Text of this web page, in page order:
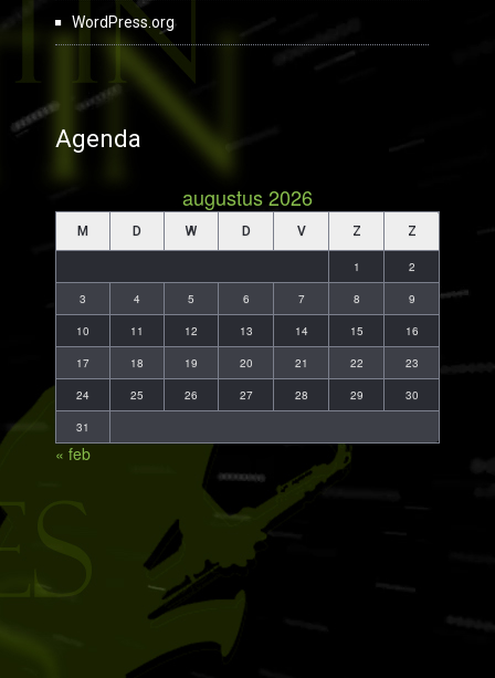
WordPress.org
Agenda
augustus 2026
M D W D V Z Z
1 2
3 4 5 6 7 8 9
10 11 12 13 14 15 16
17 18 19 20 21 22 23
24 25 26 27 28 29 30
31
« feb